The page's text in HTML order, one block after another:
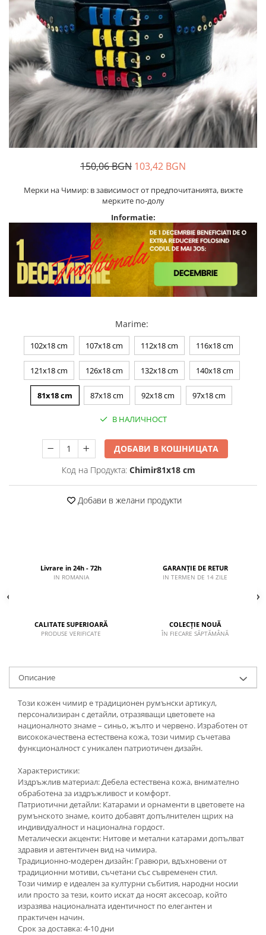
Дамски панталони
Дамски пуловери
Дамски сака
Дамски спортни комплекти
Дамски тениски
Дамски якета
Жилетка
Поли
Пояси за момчета
150,06 BGN 103,42 BGN
Мерки на Чимир: в зависимост от предпочитанията, вижте
мерките по-долу
Informatie:
Marime:
102x18 cm 107x18 cm 112x18 cm 116x18 cm
121x18 cm 126x18 cm 132x18 cm 140x18 cm
81x18 cm 87x18 cm 92x18 cm 97x18 cm
В НАЛИЧНОСТ
ДОБАВИ В КОШНИЦАТА
Код на Продукта: Chimir81x18 cm
Добави в желани продукти
Livrare in 24h - 72h
IN ROMANIA
GARANȚIE DE RETUR
IN TERMEN DE 14 ZILE
CALITATE SUPERIOARĂ
PRODUSE VERIFICATE
COLECȚIE NOUĂ
ÎN FIECARE SĂPTĂMÂNĂ
Описание
Този кожен чимир е традиционен румънски артикул,
персонализиран с детайли, отразяващи цветовете на
националното знаме – синьо, жълто и червено. Изработен от
висококачествена естествена кожа, този чимир съчетава
функционалност с уникален патриотичен дизайн.
Характеристики:
Издръжлив материал: Дебела естествена кожа, внимателно
обработена за издръжливост и комфорт.
Патриотични детайли: Катарами и орнаменти в цветовете на
румънското знаме, които добавят допълнителен щрих на
индивидуалност и национална гордост.
Металически акценти: Нитове и метални катарами допълват
здравия и автентичен вид на чимира.
Традиционно-модерен дизайн: Гравюри, вдъхновени от
традиционни мотиви, съчетани със съвременен стил.
Този чимир е идеален за културни събития, народни носии
или просто за тези, които искат да носят аксесоар, който
изразява националната идентичност по елегантен и
практичен начин.
Срок за доставка: 4-10 дни